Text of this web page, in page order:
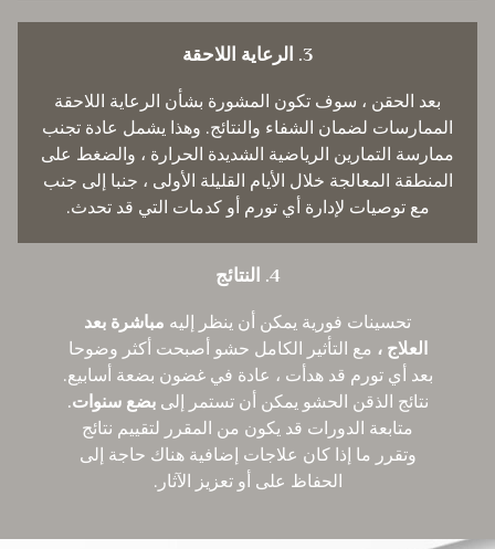
3. الرعاية اللاحقة
بعد الحقن ، سوف تكون المشورة بشأن الرعاية اللاحقة
الممارسات لضمان الشفاء والنتائج. وهذا يشمل عادة تجنب
ممارسة التمارين الرياضية الشديدة الحرارة ، والضغط على
المنطقة المعالجة خلال الأيام القليلة الأولى ، جنبا إلى جنب
مع توصيات لإدارة أي تورم أو كدمات التي قد تحدث.
4. النتائج
تحسينات فورية يمكن أن ينظر إليه مباشرة بعد
العلاج ، مع التأثير الكامل حشو أصبحت أكثر وضوحا
بعد أي تورم قد هدأت ، عادة في غضون بضعة أسابيع.
نتائج الذقن الحشو يمكن أن تستمر إلىبضع سنوات.
متابعة الدورات قد يكون من المقرر لتقييم نتائج
وتقرر ما إذا كان علاجات إضافية هناك حاجة إلى
الحفاظ على أو تعزيز الآثار.